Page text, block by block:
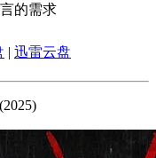
的需求
| 迅雷云盘